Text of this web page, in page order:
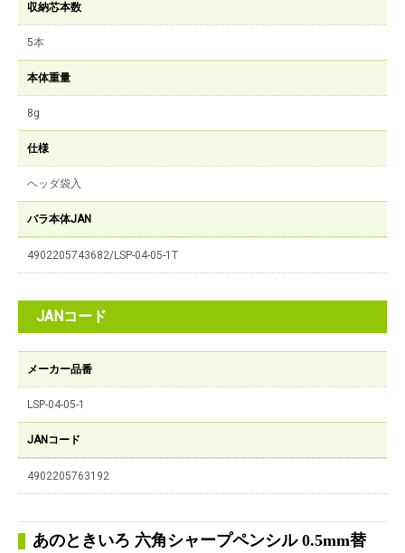
収納芯本数
5本
本体重量
8g
仕様
ヘッダ袋入
バラ本体JAN
4902205743682/LSP-04-05-1T
JANコード
メーカー品番
LSP-04-05-1
JANコード
4902205763192
あのときいろ 六角シャープペンシル 0.5mm替